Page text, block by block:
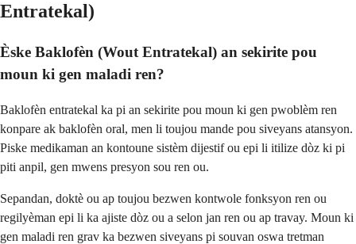
Entratekal)
Èske Baklofèn (Wout Entratekal) an sekirite pou
moun ki gen maladi ren?
Baklofèn entratekal ka pi an sekirite pou moun ki gen pwoblèm ren
konpare ak baklofèn oral, men li toujou mande pou siveyans atansyon.
Piske medikaman an kontoune sistèm dijestif ou epi li itilize dòz ki pi
piti anpil, gen mwens presyon sou ren ou.
Sepandan, doktè ou ap toujou bezwen kontwole fonksyon ren ou
regilyèman epi li ka ajiste dòz ou a selon jan ren ou ap travay. Moun ki
gen maladi ren grav ka bezwen siveyans pi souvan oswa tretman